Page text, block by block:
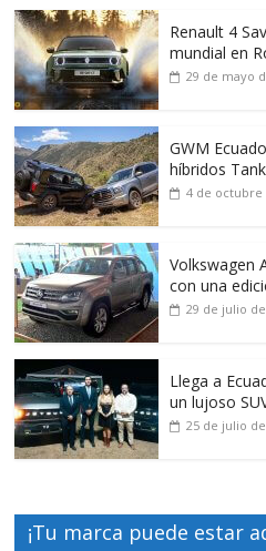
Renault 4
mundial en
29 de mayo
GWM
híbridos
4 de octubre
Volkswagen
con una
29 de julio
Llega a
un lujoso
25 de julio
¡Tu marca puede estar